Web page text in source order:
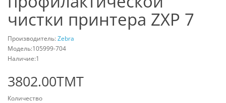
чистки принтера ZXP 7
Производитель:Zebra
Модель:105999-704
Наличие:1
3802.00TMT
Количество